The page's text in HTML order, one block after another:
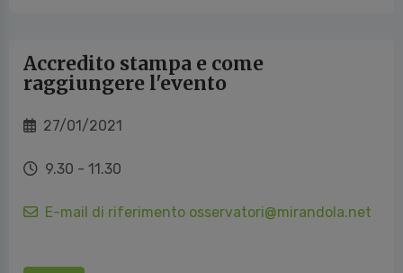
Accredito stampa e come
raggiungere l'evento
27/01/2021
9.30 - 11.30
E-mail di riferimento osservatori@mirandola.net